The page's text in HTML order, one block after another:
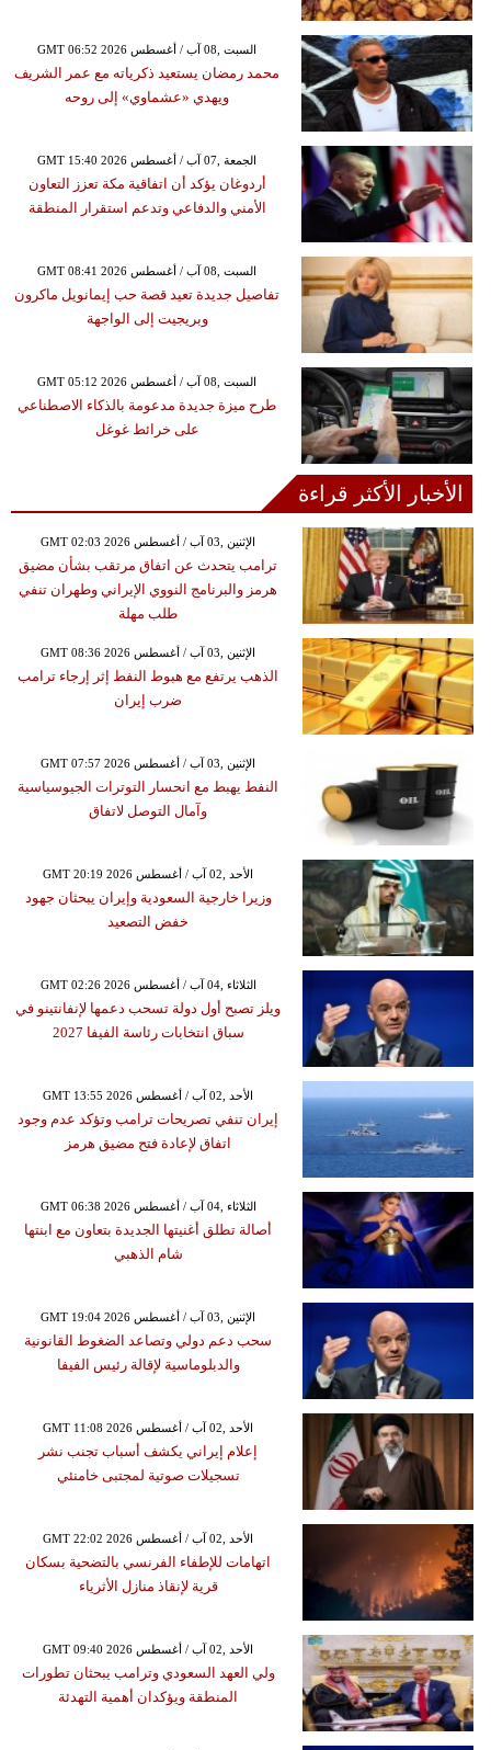
GMT 06:52 2026 السبت ,08 آب / أغسطس
محمد رمضان يستعيد ذكرياته مع عمر الشريف
ويهدي «عشماوي» إلى روحه
GMT 15:40 2026 الجمعة ,07 آب / أغسطس
أردوغان يؤكد أن اتفاقية مكة تعزز التعاون
الأمني والدفاعي وتدعم استقرار المنطقة
GMT 08:41 2026 السبت ,08 آب / أغسطس
تفاصيل جديدة تعيد قصة حب إيمانويل ماكرون
وبريجيت إلى الواجهة
GMT 05:12 2026 السبت ,08 آب / أغسطس
طرح ميزة جديدة مدعومة بالذكاء الاصطناعي
على خرائط غوغل
الأخبار الأكثر قراءة
GMT 02:03 2026 الإثنين ,03 آب / أغسطس
ترامب يتحدث عن اتفاق مرتقب بشأن مضيق
هرمز والبرنامج النووي الإيراني وطهران تنفي
طلب مهلة
GMT 08:36 2026 الإثنين ,03 آب / أغسطس
الذهب يرتفع مع هبوط النفط إثر إرجاء ترامب
ضرب إيران
GMT 07:57 2026 الإثنين ,03 آب / أغسطس
النفط يهبط مع انحسار التوترات الجيوسياسية
وآمال التوصل لاتفاق
GMT 20:19 2026 الأحد ,02 آب / أغسطس
وزيرا خارجية السعودية وإيران يبحثان جهود
خفض التصعيد
GMT 02:26 2026 الثلاثاء ,04 آب / أغسطس
ويلز تصبح أول دولة تسحب دعمها لإنفانتينو في
سباق انتخابات رئاسة الفيفا 2027
GMT 13:55 2026 الأحد ,02 آب / أغسطس
إيران تنفي تصريحات ترامب وتؤكد عدم وجود
اتفاق لإعادة فتح مضيق هرمز
GMT 06:38 2026 الثلاثاء ,04 آب / أغسطس
أصالة تطلق أغنيتها الجديدة بتعاون مع ابنتها
شام الذهبي
GMT 19:04 2026 الإثنين ,03 آب / أغسطس
سحب دعم دولي وتصاعد الضغوط القانونية
والدبلوماسية لإقالة رئيس الفيفا
GMT 11:08 2026 الأحد ,02 آب / أغسطس
إعلام إيراني يكشف أسباب تجنب نشر
تسجيلات صوتية لمجتبى خامنئي
GMT 22:02 2026 الأحد ,02 آب / أغسطس
اتهامات للإطفاء الفرنسي بالتضحية بسكان
قرية لإنقاذ منازل الأثرياء
GMT 09:40 2026 الأحد ,02 آب / أغسطس
ولي العهد السعودي وترامب يبحثان تطورات
المنطقة ويؤكدان أهمية التهدئة